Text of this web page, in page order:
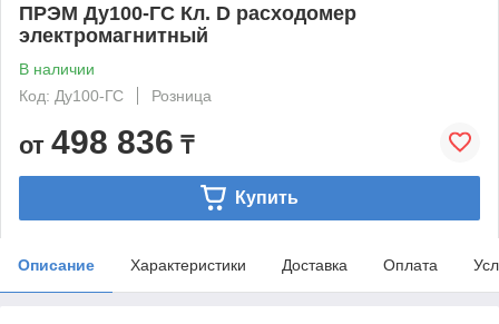
ПРЭМ Ду100-ГС Кл. D расходомер
электромагнитный
В наличии
Код: Ду100-ГС
Розница
от 498 836 ₸
Купить
Описание Характеристики Доставка Оплата